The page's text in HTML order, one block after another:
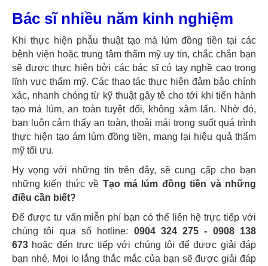
Bác sĩ nhiều năm kinh nghiệm
Khi thực hiện phẫu thuật tạo má lúm đồng tiền tại các
bệnh viện hoặc trung tâm thẩm mỹ uy tín, chắc chắn bạn
sẽ được thực hiện bởi các bác sĩ có tay nghề cao trong
lĩnh vực thẩm mỹ. Các thao tác thực hiện đảm bảo chính
xác, nhanh chóng từ kỹ thuật gây tê cho tới khi tiến hành
tạo má lúm, an toàn tuyệt đối, không xâm lấn. Nhờ đó,
bạn luôn cảm thấy an toàn, thoải mái trong suốt quá trình
thực hiện tạo ám lúm đồng tiền, mang lại hiệu quả thẩm
mỹ tối ưu.
Hy vọng với những tin trên đây, sẽ cung cấp cho bạn
những kiến thức về Tạo má lúm đồng tiền và những
điều cần biết?
Để được tư vấn miễn phí bạn có thể liên hệ trực tiếp với
chúng tôi qua số hotline: 0904 324 275 - 0908 138
673 hoặc đến trực tiếp với chúng tôi để được giải đáp
bạn nhé. Mọi lo lắng thắc mắc của bạn sẽ được giải đáp